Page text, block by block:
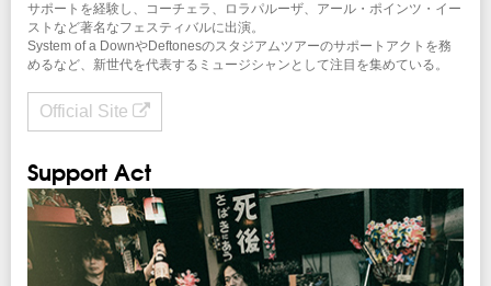
サポートを経験し、コーチェラ、ロラパルーザ、アール・ポインツ・イー
ストなど著名なフェスティバルに出演。
System of a DownやDeftonesのスタジアムツアーのサポートアクトを務
めるなど、新世代を代表するミュージシャンとして注目を集めている。
Official Site
Support Act